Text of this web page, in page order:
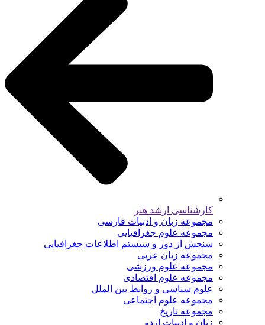
کارشناسی ارشد هنر
مجموعه زبان و ادبیات فارسی
مجموعه علوم جغرافیایی
سنجش از دور و سیستم اطلاعات جغرافیایی
مجموعه زبان عربی
مجموعه علوم ورزشی
مجموعه علوم اقتصادی
علوم سیاسی و روابط بین الملل
مجموعه علوم اجتماعی
مجموعه تاریخ
زبان و ادبیات اردو